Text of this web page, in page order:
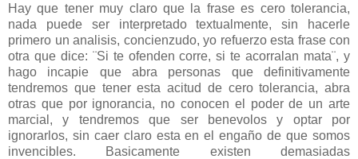
Hay que tener muy claro que la frase es cero tolerancia,
nada puede ser interpretado textualmente, sin hacerle
primero un analisis, concienzudo, yo refuerzo esta frase con
otra que dice: ¨Si te ofenden corre, si te acorralan mata¨, y
hago incapie que abra personas que definitivamente
tendremos que tener esta acitud de cero tolerancia, abra
otras que por ignorancia, no conocen el poder de un arte
marcial, y tendremos que ser benevolos y optar por
ignorarlos, sin caer claro esta en el engaño de que somos
invencibles. Basicamente existen demasiadas